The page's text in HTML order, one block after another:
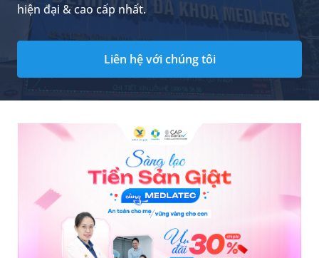
hiện đại & cao cấp nhất.
Liên hệ với chúng tôi